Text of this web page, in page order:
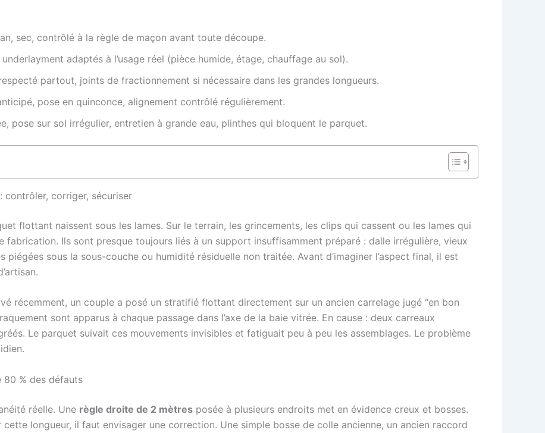
sec, contrôlé à la règle de maçon avant toute découpe.
adaptés à l’usage réel (pièce humide, étage, chauffage au sol).
partout, joints de fractionnement si nécessaire dans les grandes longueurs.
pose en quinconce, alignement contrôlé régulièrement.
pose sur sol irrégulier, entretien à grande eau, plinthes qui bloquent le parquet.
corriger, sécuriser
flottant naissent sous les lames. Sur le terrain, les grincements, les clips qui cassent ou les lames qui
fabrication. Ils sont presque toujours liés à un support insuffisamment préparé : dalle irrégulière, vieux
sous la sous-couche ou humidité résiduelle non traitée. Avant d’imaginer l’aspect final, il est
récemment, un couple a posé un stratifié flottant directement sur un ancien carrelage jugé “en bon
sont apparus à chaque passage dans l’axe de la baie vitrée. En cause : deux carreaux
Le parquet suivait ces mouvements invisibles et fatiguait peu à peu les assemblages. Le problème
80 % des défauts
réelle. Une règle droite de 2 mètres posée à plusieurs endroits met en évidence creux et bosses.
cette longueur, il faut envisager une correction. Une simple bosse de colle ancienne, un ancien raccord